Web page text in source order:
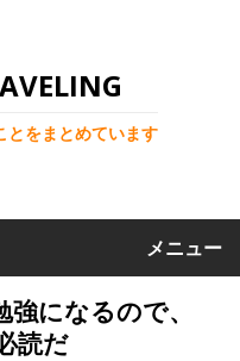
とをまとめています
メニュー
強になるので、
読だ